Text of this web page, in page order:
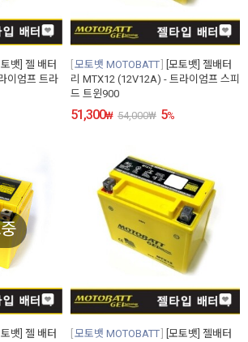
토뱃] 젤 배터
이엄프 트라
모토뱃 MOTOBATT
[모토뱃] 젤배터
리 MTX12 (12V12A) - 트라이엄프 스피
드 트윈900
51,300₩ 54,000₩ 5%
토뱃] 젤 배터
모토뱃 MOTOBATT
[모토뱃] 젤배터